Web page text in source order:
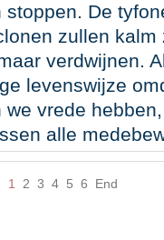
De
zullen kalm
verdwijnen.
levenswijze
vrede
alle
1 2 3 4 5 6 End